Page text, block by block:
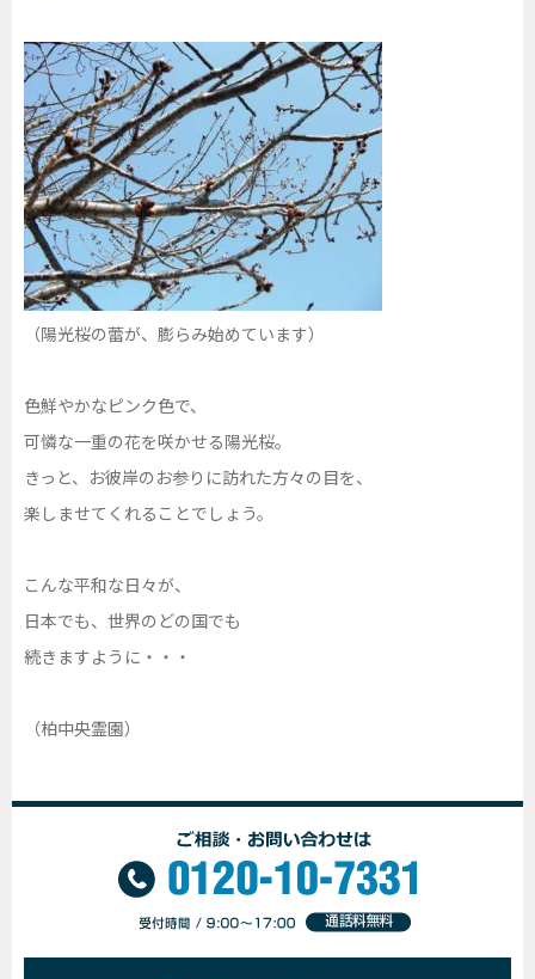
（陽光桜の蕾が、膨らみ始めています）
色鮮やかなピンク色で、
可憐な一重の花を咲かせる陽光桜。
きっと、お彼岸のお参りに訪れた方々の目を、
楽しませてくれることでしょう。
こんな平和な日々が、
日本でも、世界のどの国でも
続きますように・・・
（柏中央霊園）